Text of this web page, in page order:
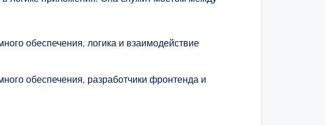
обеспечения, логика и взаимодействие
обеспечения, разработчики фронтенда и